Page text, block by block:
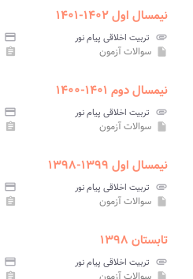
نیمسال اول ۱۴۰۲-۱۴۰۱
attachment تربیت اخلاقی پیام نور credit_card
insert_drive_file سوالات آزمون assignment
نیمسال دوم ۱۴۰۱-۱۴۰۰
attachment تربیت اخلاقی پیام نور credit_card
insert_drive_file سوالات آزمون assignment
نیمسال اول ۱۳۹۹-۱۳۹۸
attachment تربیت اخلاقی پیام نور credit_card
insert_drive_file سوالات آزمون assignment
تابستان ۱۳۹۸
attachment تربیت اخلاقی پیام نور credit_card
insert_drive_file
assignment